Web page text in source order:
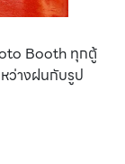
Booth ทุกตู้
ว่างฝนกับรูป